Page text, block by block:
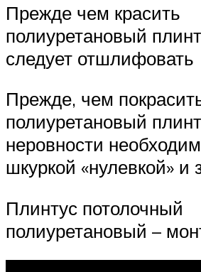
Прежде чем красить
полиуретановый
следует отшлифовать
Прежде, чем
полиуретановый
неровности
шкуркой «нулевкой» и
Плинтус потолочный
полиуретановый –